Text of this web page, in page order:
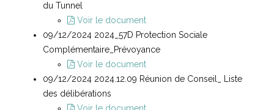
du Tunnel
Voir le document
09/12/2024 2024_57D Protection Sociale
Complémentaire_Prévoyance
Voir le document
09/12/2024 2024.12.09 Réunion de Conseil_ Liste
des délibérations